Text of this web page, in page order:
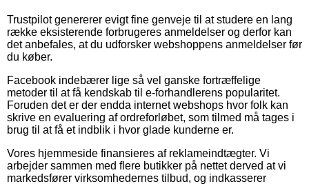
Trustpilot genererer evigt fine genveje til at studere en lang
række eksisterende forbrugeres anmeldelser og derfor kan
det anbefales, at du udforsker webshoppens anmeldelser før
du køber.
Facebook indebærer lige så vel ganske fortræffelige
metoder til at få kendskab til e-forhandlerens popularitet.
Foruden det er der endda internet webshops hvor folk kan
skrive en evaluering af ordreforløbet, som tilmed må tages i
brug til at få et indblik i hvor glade kunderne er.
Vores hjemmeside finansieres af reklameindtægter. Vi
arbejder sammen med flere butikker på nettet derved at vi
markedsfører virksomhedernes tilbud, og indkasserer